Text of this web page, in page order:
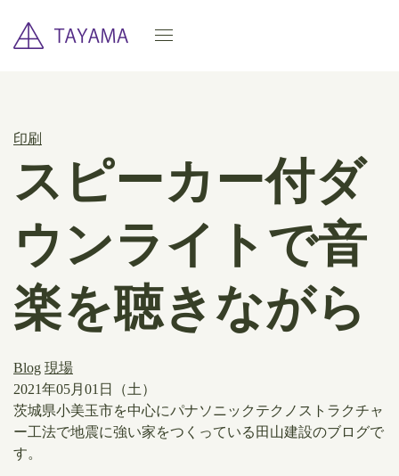
印刷
スピーカー付ダ
ウンライトで音
楽を聴きながら
Blog 現場
2021年05月01日（土）
茨城県小美玉市を中心にパナソニックテクノストラクチャ
ー工法で地震に強い家をつくっている田山建設のブログで
す。